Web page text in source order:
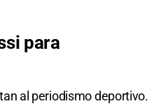
para
al periodismo deportivo.